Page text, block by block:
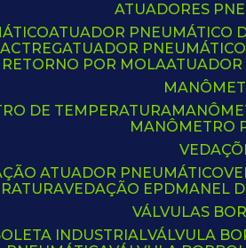
ATUADORES
ATUADOR PNEUMÁTICO
ATUADOR
POR MOLA
DE TEMPERATURA
MANÔMETRO
ATUADOR PNEUMÁTICO
VEDAÇÃO EPDM ANEL
VÁLVULAS
INDUSTRIAL VÁLVULA